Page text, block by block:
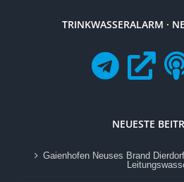
TRINKWASSERALARM ·
NEUESTE
Gaienhofen Neuses Brand